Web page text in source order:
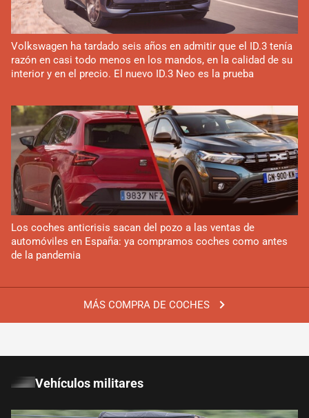
MÁS COMPRA DE COCHES
Volkswagen ha tardado seis años en admitir que el ID.3 tenía
razón en casi todo menos en los mandos, en la calidad de su
interior y en el precio. El nuevo ID.3 Neo es la prueba
Los coches anticrisis sacan del pozo a las ventas de
automóviles en España: ya compramos coches como antes
de la pandemia
Vehículos militares